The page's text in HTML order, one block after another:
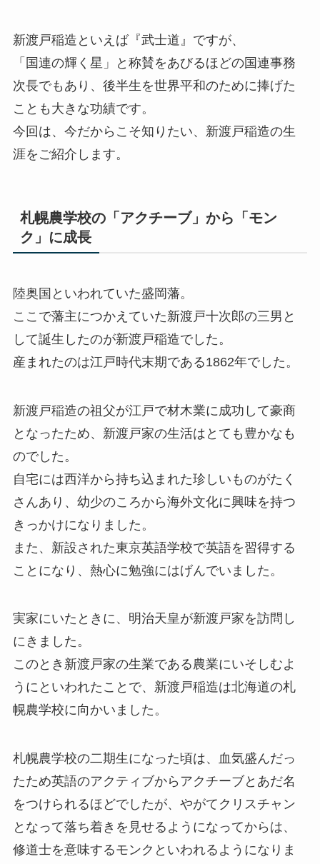
新渡戸稲造といえば『武士道』ですが、
「国連の輝く星」と称賛をあびるほどの国連事務
次長でもあり、後半生を世界平和のために捧げた
ことも大きな功績です。
今回は、今だからこそ知りたい、新渡戸稲造の生
涯をご紹介します。
札幌農学校の「アクチーブ」から「モン
ク」に成長
陸奥国といわれていた盛岡藩。
ここで藩主につかえていた新渡戸十次郎の三男と
して誕生したのが新渡戸稲造でした。
産まれたのは江戸時代末期である1862年でした。
新渡戸稲造の祖父が江戸で材木業に成功して豪商
となったため、新渡戸家の生活はとても豊かなも
のでした。
自宅には西洋から持ち込まれた珍しいものがたく
さんあり、幼少のころから海外文化に興味を持つ
きっかけになりました。
また、新設された東京英語学校で英語を習得する
ことになり、熱心に勉強にはげんでいました。
実家にいたときに、明治天皇が新渡戸家を訪問し
にきました。
このとき新渡戸家の生業である農業にいそしむよ
うにといわれたことで、新渡戸稲造は北海道の札
幌農学校に向かいました。
札幌農学校の二期生になった頃は、血気盛んだっ
たため英語のアクティブからアクチーブとあだ名
をつけられるほどでしたが、やがてクリスチャン
となって落ち着きを見せるようになってからは、
修道士を意味するモンクといわれるようになりま